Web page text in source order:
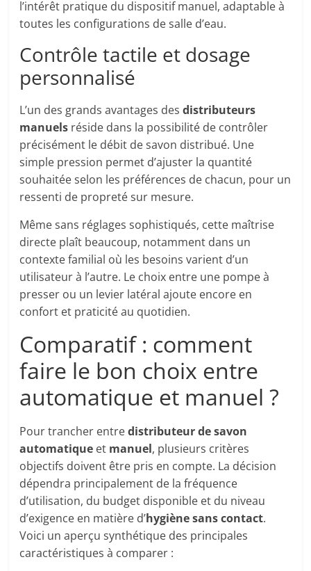
l’intérêt pratique du dispositif manuel, adaptable à
toutes les configurations de salle d’eau.
Contrôle tactile et dosage
personnalisé
L’un des grands avantages desdistributeurs
manuels réside dans la possibilité de contrôler
précisément le débit de savon distribué. Une
simple pression permet d’ajuster la quantité
souhaitée selon les préférences de chacun, pour un
ressenti de propreté sur mesure.
Même sans réglages sophistiqués, cette maîtrise
directe plaît beaucoup, notamment dans un
contexte familial où les besoins varient d’un
utilisateur à l’autre. Le choix entre une pompe à
presser ou un levier latéral ajoute encore en
confort et praticité au quotidien.
Comparatif : comment
faire le bon choix entre
automatique et manuel ?
Pour trancher entredistributeur de savon
automatique et manuel, plusieurs critères
objectifs doivent être pris en compte. La décision
dépendra principalement de la fréquence
d’utilisation, du budget disponible et du niveau
d’exigence en matière d’hygiène sans contact.
Voici un aperçu synthétique des principales
caractéristiques à comparer :